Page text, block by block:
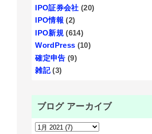
IPO証券会社 (20)
IPO情報 (2)
IPO新規 (614)
WordPress (10)
確定申告 (9)
雑記 (3)
ブログ アーカイブ